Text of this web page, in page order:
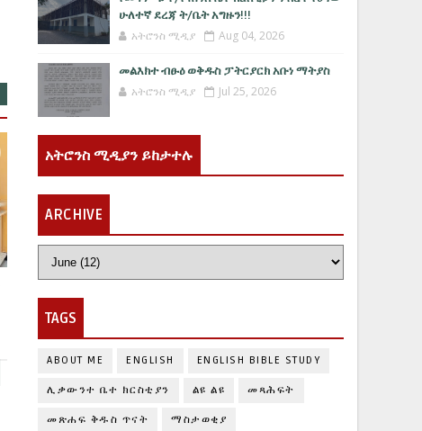
ሁለተኛ ደረጃ ት/ቤት አግዙን!!!
አትሮንስ ሚዲያ Aug 04, 2026
መልእክተ ብፁዕ ወቅዱስ ፓትርያርክ አቡነ ማትያስ
አትሮንስ ሚዲያ Jul 25, 2026
አትሮንስ ሚዲያን ይከታተሉ
ARCHIVE
TAGS
ABOUT ME ENGLISH ENGLISH BIBLE STUDY
ሊቃውንተ ቤተ ክርስቲያን ልዩ ልዩ መጻሕፍት
መጽሐፍ ቅዱስ ጥናት ማስታወቂያ